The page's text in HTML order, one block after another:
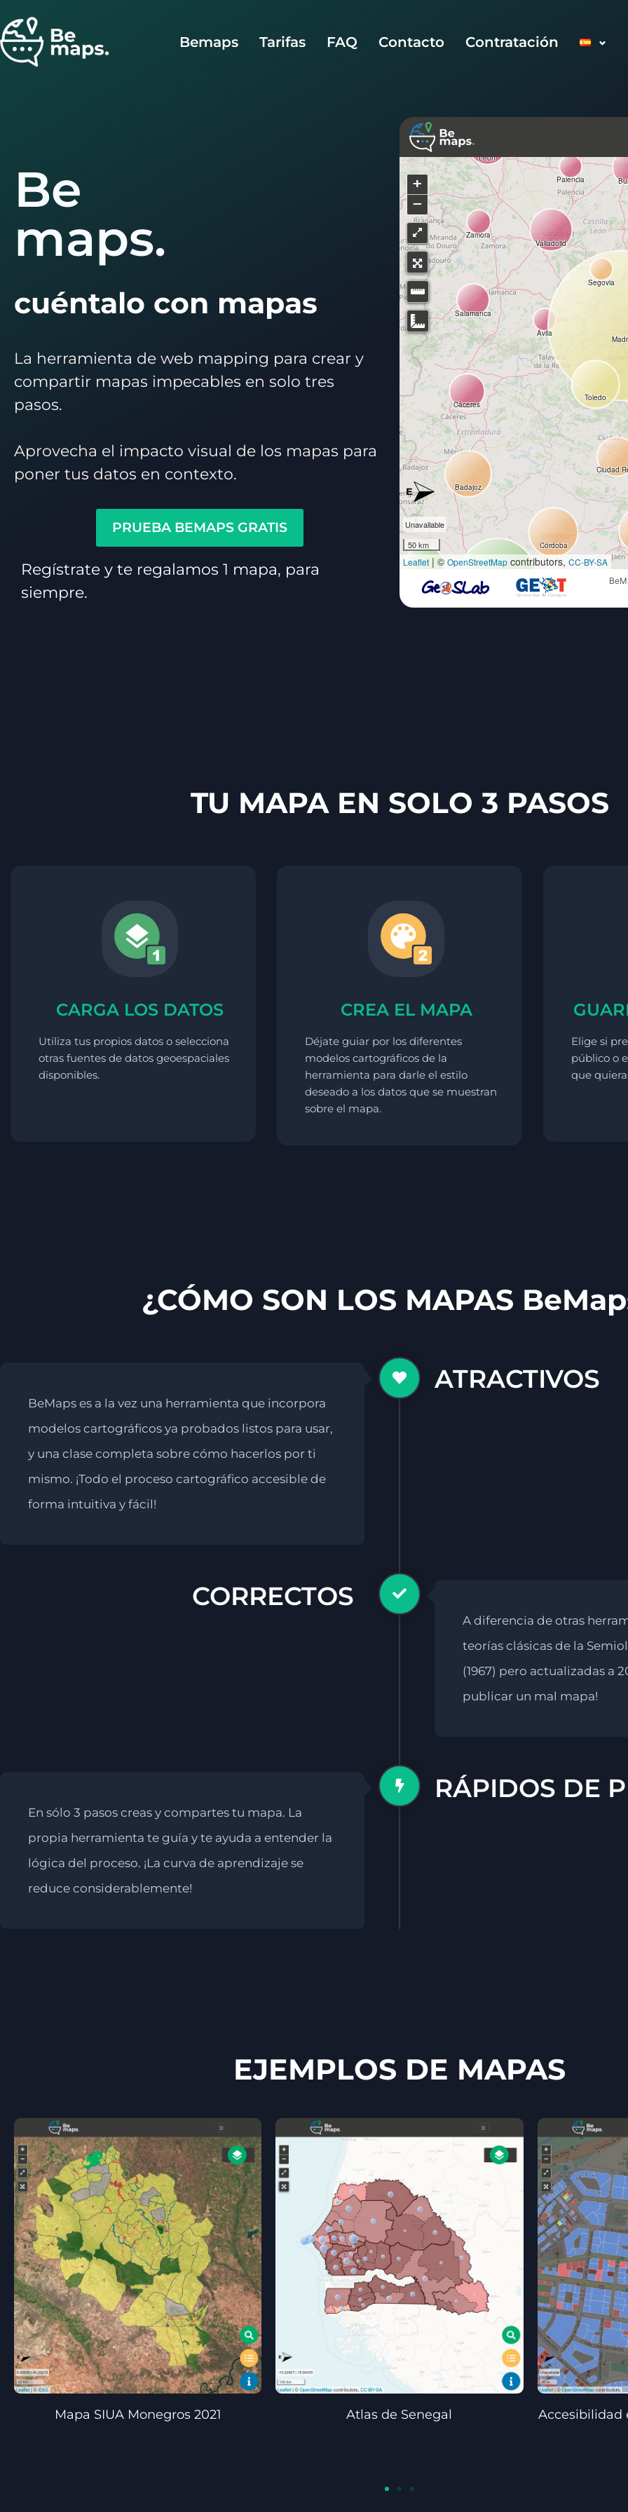
Bemaps Tarifas FAQ Contacto Contratación
Be
maps.
cuéntalo con mapas
La herramienta de web mapping para crear y
compartir mapas impecables en solo tres
pasos.
Aprovecha el impacto visual de los mapas para
poner tus datos en contexto.
PRUEBA BEMAPS GRATIS
Regístrate y te regalamos 1 mapa, para
siempre.
TU MAPA EN SOLO 3 PASOS
CARGA LOS DATOS
Utiliza tus propios datos o selecciona
otras fuentes de datos geoespaciales
disponibles.
CREA EL MAPA
Déjate guiar por los diferentes
modelos cartográficos de la
herramienta para darle el estilo
deseado a los datos que se muestran
sobre el mapa.
Elige si
público o
que
¿CÓMO SON LOS MAPAS
BeMaps es a la vez una herramienta que incorpora
modelos cartográficos ya probados listos para usar,
y una clase completa sobre cómo hacerlos por ti
mismo. ¡Todo el proceso cartográfico accesible de
forma intuitiva y fácil!
ATRACTIVOS
CORRECTOS
A diferencia de otras
teorías clásicas de la
(1967) pero actualizadas a
publicar un mal mapa!
En sólo 3 pasos creas y compartes tu mapa. La
propia herramienta te guía y te ayuda a entender la
lógica del proceso. ¡La curva de aprendizaje se
reduce considerablemente!
RÁPIDOS DE
EJEMPLOS DE MAPAS
Mapa SIUA Monegros 2021 Atlas de Senegal Accesibilidad